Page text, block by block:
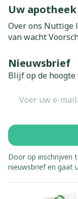
Uw apotheek
Over ons Nuttige
van wacht
Nieuwsbrief
Blijf op de
Door op inschrijven
nieuwsbrief en gaat